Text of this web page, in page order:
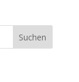
Suchen